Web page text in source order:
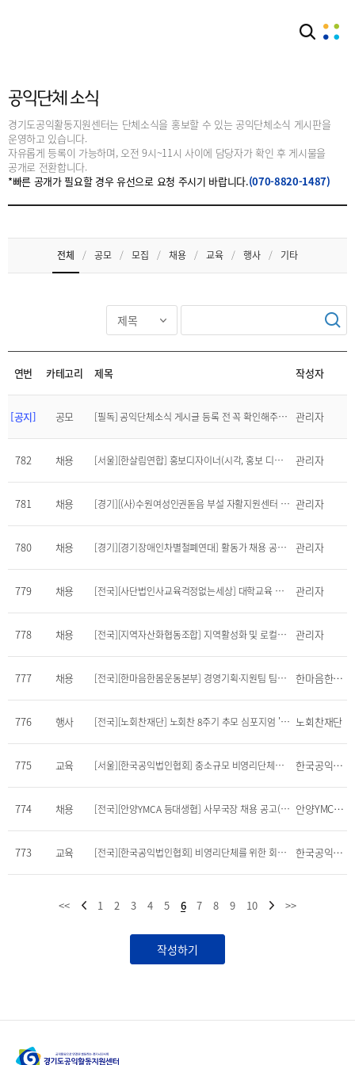
공익단체 소식
경기도공익활동지원센터는 단체소식을 홍보할 수 있는 공익단체소식 게시판을
운영하고 있습니다.
자유롭게 등록이 가능하며, 오전 9시~11시 사이에 담당자가 확인 후 게시물을
공개로 전환합니다.
*빠른 공개가 필요할 경우 유선으로 요청 주시기 바랍니다.(070-8820-1487)
전체 / 공모 / 모집 / 채용 / 교육 / 행사 / 기타
연번 카테고리 제목 작성자
[공지] 공모 [필독] 공익단체소식 게시글 등록 전 꼭 확인해주세요! 관리자
782 채용 [서울][한살림연합] 홍보디자이너(시각, 홍보 디자인) 채용 공고(~7/12) 관리자
781 채용 [경기][(사)수원여성인권돋음 부설 자활지원센터 모모이] 활동가 채용합니다.(~7/3) 관리자
780 채용 [경기][경기장애인차별철폐연대] 활동가 채용 공고(~7/3) 관리자
779 채용 [전국][사단법인사교육걱정없는세상] 대학교육 정책 담당 연구원을 채용합니다.(~7/6) 관리자
778 채용 [전국][지역자산화협동조합] 지역활성화 및 로컬비즈니스 분야 상근 활동가 채용합니다.(~7/5) 관리자
777 채용 [전국][한마음한몸운동본부] 경영기획·지원팀 팀장 모집(~6/30) 한마음한몸운동본부
776 행사 [전국][노회찬재단] 노회찬 8주기 추모 심포지엄 '자유인·문화인·평화인 노회찬' (7/3~4) 노회찬재단
775 교육 [서울][한국공익법인협회] 중소규모 비영리단체를 위한 회계·세무 실무 워크숍(7/8~9) 한국공익법인협회
774 채용 [전국][안양YMCA 등대생협] 사무국장 채용 공고(~6/21) 안양YMCA 김유철
773 교육 [전국][한국공익법인협회] 비영리단체를 위한 회계·세무 기본 실무 온라인교육_출연재산 사용, 원천세, 회계기준 및 재무제표의 이해(6/11~18) 한국공익법인협회
<< 1 2 3 4 5 6 7 8 9 10 >>
작성하기